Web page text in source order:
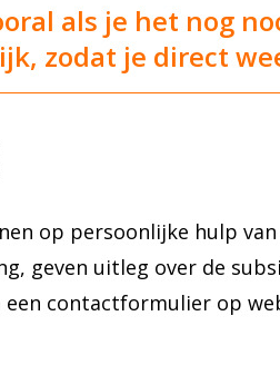
als je het nog
zodat je direct
op persoonlijke hulp
geven uitleg over de
een contactformulier op